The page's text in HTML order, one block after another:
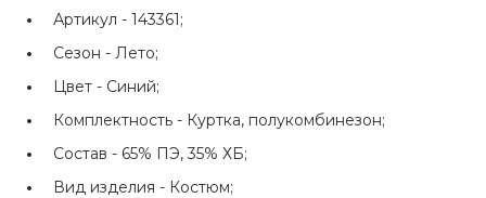
Артикул - 143361;
Сезон - Лето;
Цвет - Синий;
Комплектность - Куртка, полукомбинезон;
Состав - 65% ПЭ, 35% ХБ;
Вид изделия - Костюм;